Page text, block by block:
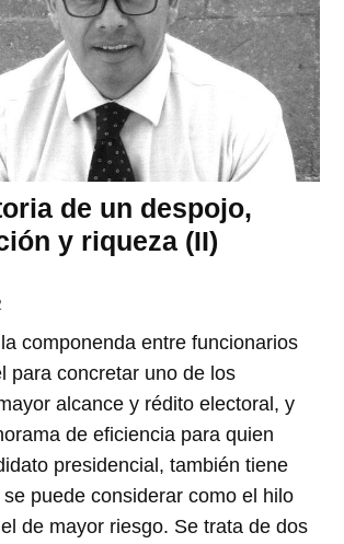
de un despojo,
y riqueza (II)
componenda entre funcionarios
para concretar uno de los
alcance y rédito electoral, y
de eficiencia para quien
presidencial, también tiene
puede considerar como el hilo
de mayor riesgo. Se trata de dos